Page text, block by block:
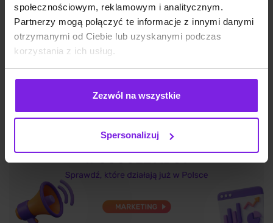
społecznościowym, reklamowym i analitycznym.
Partnerzy mogą połączyć te informacje z innymi danymi
otrzymanymi od Ciebie lub uzyskanymi podczas
korzystania z ich usług.
Zezwól na wszystkie
Spersonalizuj
SEO Wojciech Wabno